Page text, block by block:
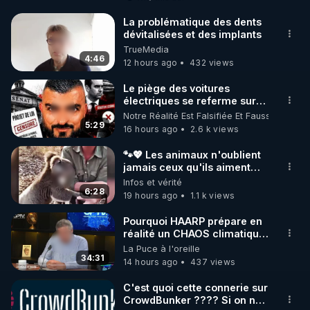
🌱 INSTAGRAM
https://www.instagram.com/rdlr_thierrycasasnovas/
http://rgnr.li/instagram
🌱 LA NEWSLETTER
Pour ne pas rater l’actualité RGNR (stages,
http://rgnr.li/news
🌱 VIDÉOS NON CENSURÉES SUR ODYSEE
Toutes les vidéos Youtube sont aussi sur la
http://rgnr.li/odysee
🌱 LES STAGES EN PRÉSENTIEL
4:46
La problématique des dents
dévitalisées et des implants
TrueMedia
12 hours ago
432 views
5:29
Le piège des voitures
électriques se referme sur
les usagers !
Notre Réalité Est Falsifiée Et Fausse
16 hours ago
2.6 k views
6:28
🐾💖 Les animaux n'oublient
jamais ceux qu'ils aiment…
🥹❤️
Infos et vérité
19 hours ago
1.1 k views
34:31
Pourquoi HAARP prépare en
réalité un CHAOS climatique,
on répond
La Puce à l'oreille
14 hours ago
437 views
C'est quoi cette connerie sur
CrowdBunker ???? Si on ne